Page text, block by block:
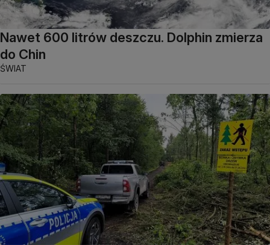
Nawet 600 litrów deszczu. Dolphin zmierza
do Chin
ŚWIAT